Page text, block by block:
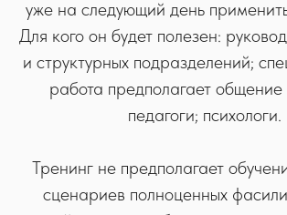
уже на следующий день
Для кого он будет полезен:
и структурных подразделений;
работа предполагает
педагоги; психологи.
Тренинг не предполагает
сценариев полноценных